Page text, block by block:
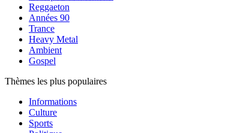
Reggaeton
Années 90
Trance
Heavy Metal
Ambient
Gospel
Thèmes les plus populaires
Informations
Culture
Sports